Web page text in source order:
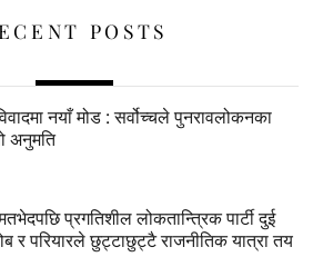
POSTS
नयाँ मोड : सर्वोच्चले पुनरावलोकनका
अनुमति
प्रगतिशील लोकतान्त्रिक पार्टी दुई
र परियारले छुट्टाछुट्टै राजनीतिक यात्रा तय